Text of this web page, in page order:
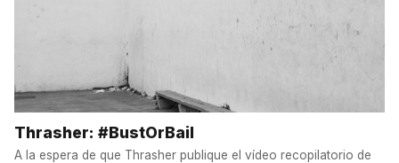
Thrasher: #BustOrBail
A la espera de que Thrasher publique el vídeo recopilatorio de